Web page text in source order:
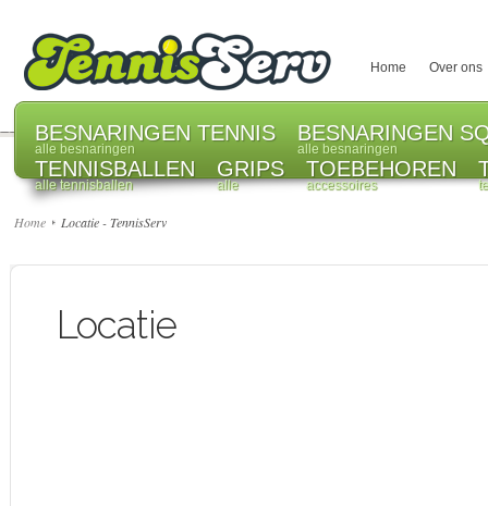
Home Over ons
BESNARINGEN TENNIS
alle besnaringen
BESNARINGEN
alle besnaringen
TENNISBALLEN
alle tennisballen
GRIPS
alle
TOEBEHOREN
accessoires
Home Locatie - TennisServ
Locatie